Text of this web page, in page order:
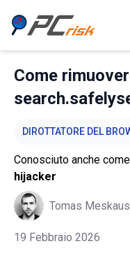
Come
DIROTTATORE DEL
Conosciuto anche
hijacker
Tomas
19 Febbraio 2026